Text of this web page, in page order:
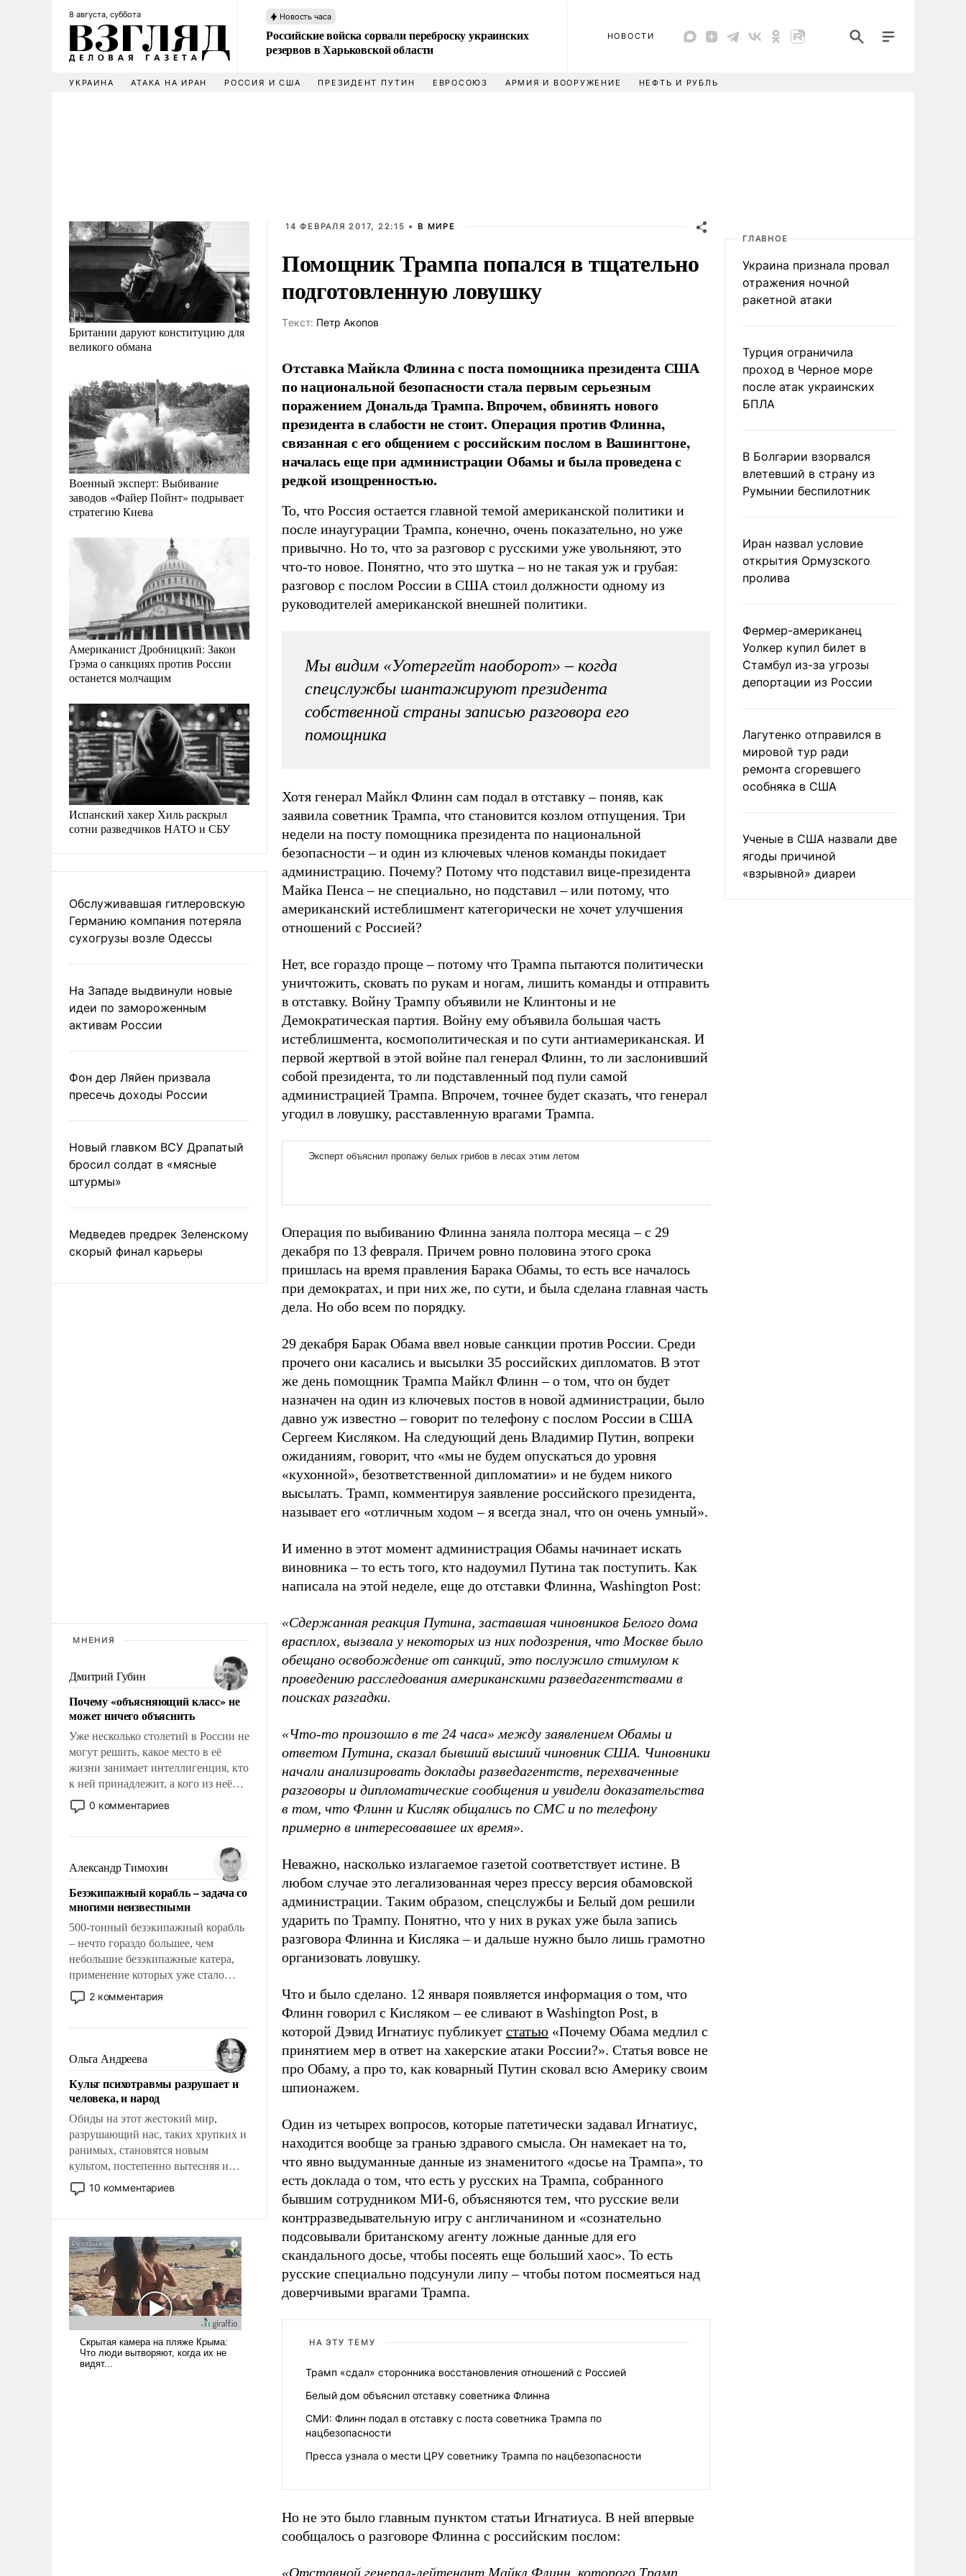
8 августа, суббота Новость часа
Российские войска сорвали переброску украинских
резервов в Харьковской области
НОВОСТИ
УКРАИНА АТАКА НА ИРАН РОССИЯ И США ПРЕЗИДЕНТ ПУТИН ЕВРОСОЮЗ АРМИЯ И ВООРУЖЕНИЕ НЕФТЬ И РУБЛЬ
Британии даруют конституцию для
великого обмана
Военный эксперт: Выбивание
заводов «Файер Пойнт» подрывает
стратегию Киева
Американист Дробницкий: Закон
Грэма о санкциях против России
останется молчащим
Испанский хакер Хиль раскрыл
сотни разведчиков НАТО и СБУ
Обслуживавшая гитлеровскую
Германию компания потеряла
сухогрузы возле Одессы
На Западе выдвинули новые
идеи по замороженным
активам России
Фон дер Ляйен призвала
пресечь доходы России
Новый главком ВСУ Драпатый
бросил солдат в «мясные
штурмы»
Медведев предрек Зеленскому
скорый финал карьеры
МНЕНИЯ
Дмитрий Губин
Почему «объясняющий класс» не
может ничего объяснить
Уже несколько столетий в России не
могут решить, какое место в её
жизни занимает интеллигенция, кто
к ней принадлежит, а кого из неё
исключили с правом
восстановления и без оного. И чем
казалось, что эти вопросы решены
раз и навсегда, но – нет, не решены.
0 комментариев
Александр Тимохин
Безэкипажный корабль – задача со
многими неизвестными
500-тонный безэкипажный корабль
– нечто гораздо большее, чем
небольшие безэкипажные катера,
применение которых уже стало
обыденностью. Задача по созданию
такого корабля очень сложна и
реализация радикально поднимет
наши боевые возможности.
2 комментария
Ольга Андреева
Культ психотравмы разрушает и
человека, и народ
Обиды на этот жестокий мир,
разрушающий нас, таких хрупких и
ранимых, становятся новым
культом, постепенно вытесняя и
отменяя традиционное требование к
человеку – быть мужественным и
слабым, идти вперед и
адаптироваться.
10 комментариев
14 ФЕВРАЛЯ 2017, 22:15 • В МИРЕ
Помощник Трампа попался в тщательно
подготовленную ловушку
Tекст: Петр Акопов
Отставка Майкла Флинна с поста помощника президента США
по национальной безопасности стала первым серьезным
поражением Дональда Трампа. Впрочем, обвинять нового
президента в слабости не стоит. Операция против Флинна,
связанная с его общением с российским послом в Вашингтоне,
началась еще при администрации Обамы и была проведена с
редкой изощренностью.
То, что Россия остается главной темой американской политики и
после инаугурации Трампа, конечно, очень показательно, но уже
привычно. Но то, что за разговор с русскими уже увольняют, это
что-то новое. Понятно, что это шутка – но не такая уж и грубая:
разговор с послом России в США стоил должности одному из
руководителей американской внешней политики.
Мы видим «Уотергейт наоборот» – когда
спецслужбы шантажируют президента
собственной страны записью разговора его
помощника
Хотя генерал Майкл Флинн сам подал в отставку – поняв, как
заявила советник Трампа, что становится козлом отпущения. Три
недели на посту помощника президента по национальной
безопасности – и один из ключевых членов команды покидает
администрацию. Почему? Потому что подставил вице-президента
Майка Пенса – не специально, но подставил – или потому, что
американский истеблишмент категорически не хочет улучшения
отношений с Россией?
Нет, все гораздо проще – потому что Трампа пытаются политически
уничтожить, сковать по рукам и ногам, лишить команды и отправить
в отставку. Войну Трампу объявили не Клинтоны и не
Демократическая партия. Войну ему объявила большая часть
истеблишмента, космополитическая и по сути антиамериканская. И
первой жертвой в этой войне пал генерал Флинн, то ли заслонивший
собой президента, то ли подставленный под пули самой
администрацией Трампа. Впрочем, точнее будет сказать, что генерал
угодил в ловушку, расставленную врагами Трампа.
Операция по выбиванию Флинна заняла полтора месяца – с 29
декабря по 13 февраля. Причем ровно половина этого срока
пришлась на время правления Барака Обамы, то есть все началось
при демократах, и при них же, по сути, и была сделана главная часть
дела. Но обо всем по порядку.
29 декабря Барак Обама ввел новые санкции против России. Среди
прочего они касались и высылки 35 российских дипломатов. В этот
же день помощник Трампа Майкл Флинн – о том, что он будет
назначен на один из ключевых постов в новой администрации, было
давно уж известно – говорит по телефону с послом России в США
Сергеем Кисляком. На следующий день Владимир Путин, вопреки
ожиданиям, говорит, что «мы не будем опускаться до уровня
«кухонной», безответственной дипломатии» и не будем никого
высылать. Трамп, комментируя заявление российского президента,
называет его «отличным ходом – я всегда знал, что он очень умный».
И именно в этот момент администрация Обамы начинает искать
виновника – то есть того, кто надоумил Путина так поступить. Как
написала на этой неделе, еще до отставки Флинна, Washington Post:
«Сдержанная реакция Путина, заставшая чиновников Белого дома
врасплох, вызвала у некоторых из них подозрения, что Москве было
обещано освобождение от санкций, это послужило стимулом к
проведению расследования американскими разведагентствами в
поисках разгадки.
«Что-то произошло в те 24 часа» между заявлением Обамы и
ответом Путина, сказал бывший высший чиновник США. Чиновники
начали анализировать доклады разведагентств, перехваченные
разговоры и дипломатические сообщения и увидели доказательства
в том, что Флинн и Кисляк общались по СМС и по телефону
примерно в интересовавшее их время».
Неважно, насколько излагаемое газетой соответствует истине. В
любом случае это легализованная через прессу версия обамовской
администрации. Таким образом, спецслужбы и Белый дом решили
ударить по Трампу. Понятно, что у них в руках уже была запись
разговора Флинна и Кисляка – и дальше нужно было лишь грамотно
организовать ловушку.
Что и было сделано. 12 января появляется информация о том, что
Флинн говорил с Кисляком – ее сливают в Washington Post, в
которой Дэвид Игнатиус публикует статью «Почему Обама медлил с
принятием мер в ответ на хакерские атаки России?». Статья вовсе не
про Обаму, а про то, как коварный Путин сковал всю Америку своим
шпионажем.
Один из четырех вопросов, которые патетически задавал Игнатиус,
находится вообще за гранью здравого смысла. Он намекает на то,
что явно выдуманные данные из знаменитого «досье на Трампа», то
есть доклада о том, что есть у русских на Трампа, собранного
бывшим сотрудником МИ-6, объясняются тем, что русские вели
контрразведывательную игру с англичанином и «сознательно
подсовывали британскому агенту ложные данные для его
скандального досье, чтобы посеять еще больший хаос». То есть
русские специально подсунули липу – чтобы потом посмеяться над
доверчивыми врагами Трампа.
НА ЭТУ ТЕМУ
Трамп «сдал» сторонника восстановления отношений с Россией
Белый дом объяснил отставку советника Флинна
СМИ: Флинн подал в отставку с поста советника Трампа по
нацбезопасности
Пресса узнала о мести ЦРУ советнику Трампа по нацбезопасности
Но не это было главным пунктом статьи Игнатиуса. В ней впервые
сообщалось о разговоре Флинна с российским послом:
«Отставной генерал-лейтенант Майкл Флинн, которого Трамп
ГЛАВНОЕ
Украина признала провал
отражения ночной
ракетной атаки
Турция ограничила
проход в Черное море
после атак украинских
БПЛА
В Болгарии взорвался
влетевший в страну из
Румынии беспилотник
Иран назвал условие
открытия Ормузского
пролива
Фермер-американец
Уолкер купил билет в
Стамбул из-за угрозы
депортации из России
Лагутенко отправился в
мировой тур ради
ремонта сгоревшего
особняка в США
Ученые в США назвали две
ягоды причиной
«взрывной» диареи